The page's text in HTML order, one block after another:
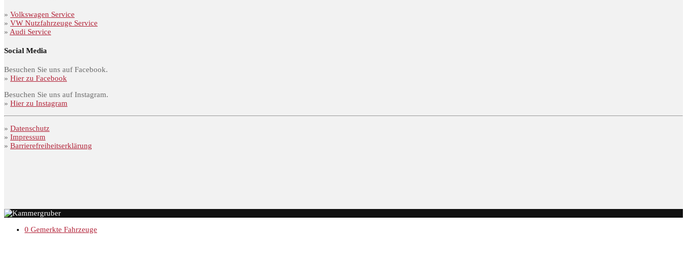
» Volkswagen Service
» VW Nutzfahrzeuge Service
» Audi Service
Social Media
Besuchen Sie uns auf Facebook.
» Hier zu Facebook
Besuchen Sie uns auf Instagram.
» Hier zu Instagram
» Datenschutz
» Impressum
» Barrierefreiheitserklärung
0 Gemerkte Fahrzeuge